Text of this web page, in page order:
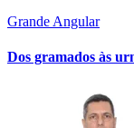
Grande Angular
Dos gramados às